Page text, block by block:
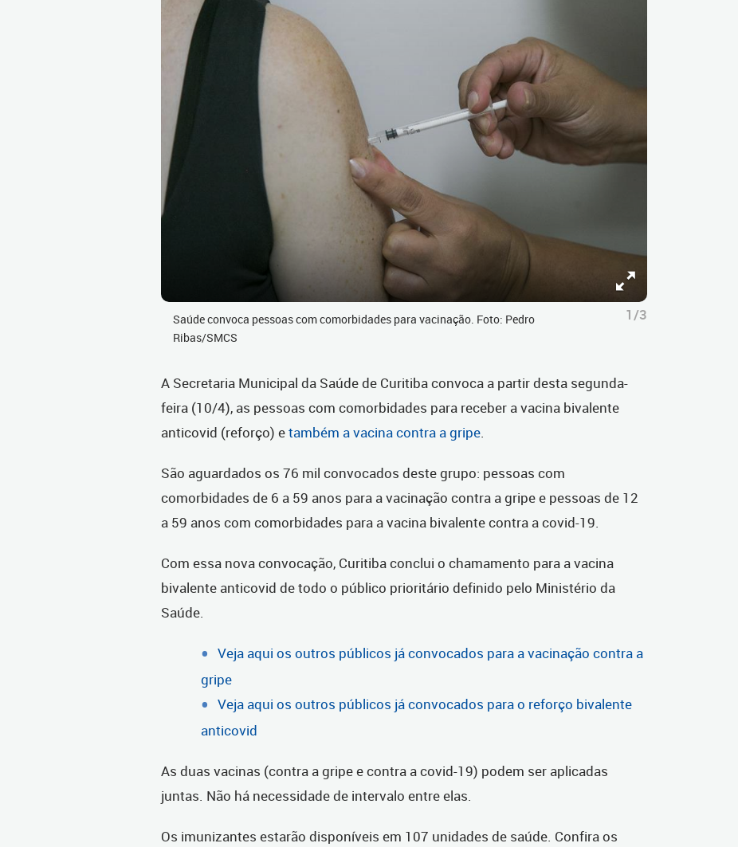
Saúde convoca pessoas com comorbidades para vacinação. Foto: Pedro
Ribas/SMCS
1/3
A Secretaria Municipal da Saúde de Curitiba convoca a partir desta segunda-
feira (10/4), as pessoas com comorbidades para receber a vacina bivalente
anticovid (reforço) etambém a vacina contra a gripe.
São aguardados os 76 mil convocados deste grupo: pessoas com
comorbidades de 6 a 59 anos para a vacinação contra a gripe e pessoas de 12
a 59 anos com comorbidades para a vacina bivalente contra a covid-19.
Com essa nova convocação, Curitiba conclui o chamamento para a vacina
bivalente anticovid de todo o público prioritário definido pelo Ministério da
Saúde.
Veja aqui os outros públicos já convocados para a vacinação contra a
gripe
Veja aqui os outros públicos já convocados para o reforço bivalente
anticovid
As duas vacinas (contra a gripe e contra a covid-19) podem ser aplicadas
juntas. Não há necessidade de intervalo entre elas.
Os imunizantes estarão disponíveis em 107 unidades de saúde. Confira os